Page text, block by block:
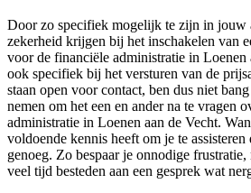
Door zo specifiek mogelijk te zijn in jouw
zekerheid krijgen bij het inschakelen van
voor de financiële administratie in Loenen
ook specifiek bij het versturen van de
staan open voor contact, ben dus niet
nemen om het een en ander na te vragen
administratie in Loenen aan de Vecht.
voldoende kennis heeft om je te
genoeg. Zo bespaar je onnodige
veel tijd besteden aan een gesprek wat